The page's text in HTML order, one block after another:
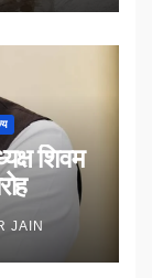
शिवम
JAIN